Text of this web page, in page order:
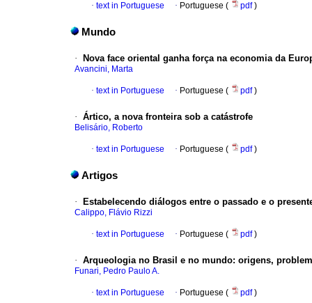
· text in Portuguese · Portuguese ( pdf)
Mundo
· Nova face oriental ganha força na economia da
Avancini, Marta
· text in Portuguese · Portuguese ( pdf)
· Ártico, a nova fronteira sob a catástrofe
Belisário, Roberto
· text in Portuguese · Portuguese ( pdf)
Artigos
· Estabelecendo diálogos entre o passado e o
Calippo, Flávio Rizzi
· text in Portuguese · Portuguese ( pdf)
· Arqueologia no Brasil e no mundo: origens,
Funari, Pedro Paulo A.
· text in Portuguese · Portuguese ( pdf)